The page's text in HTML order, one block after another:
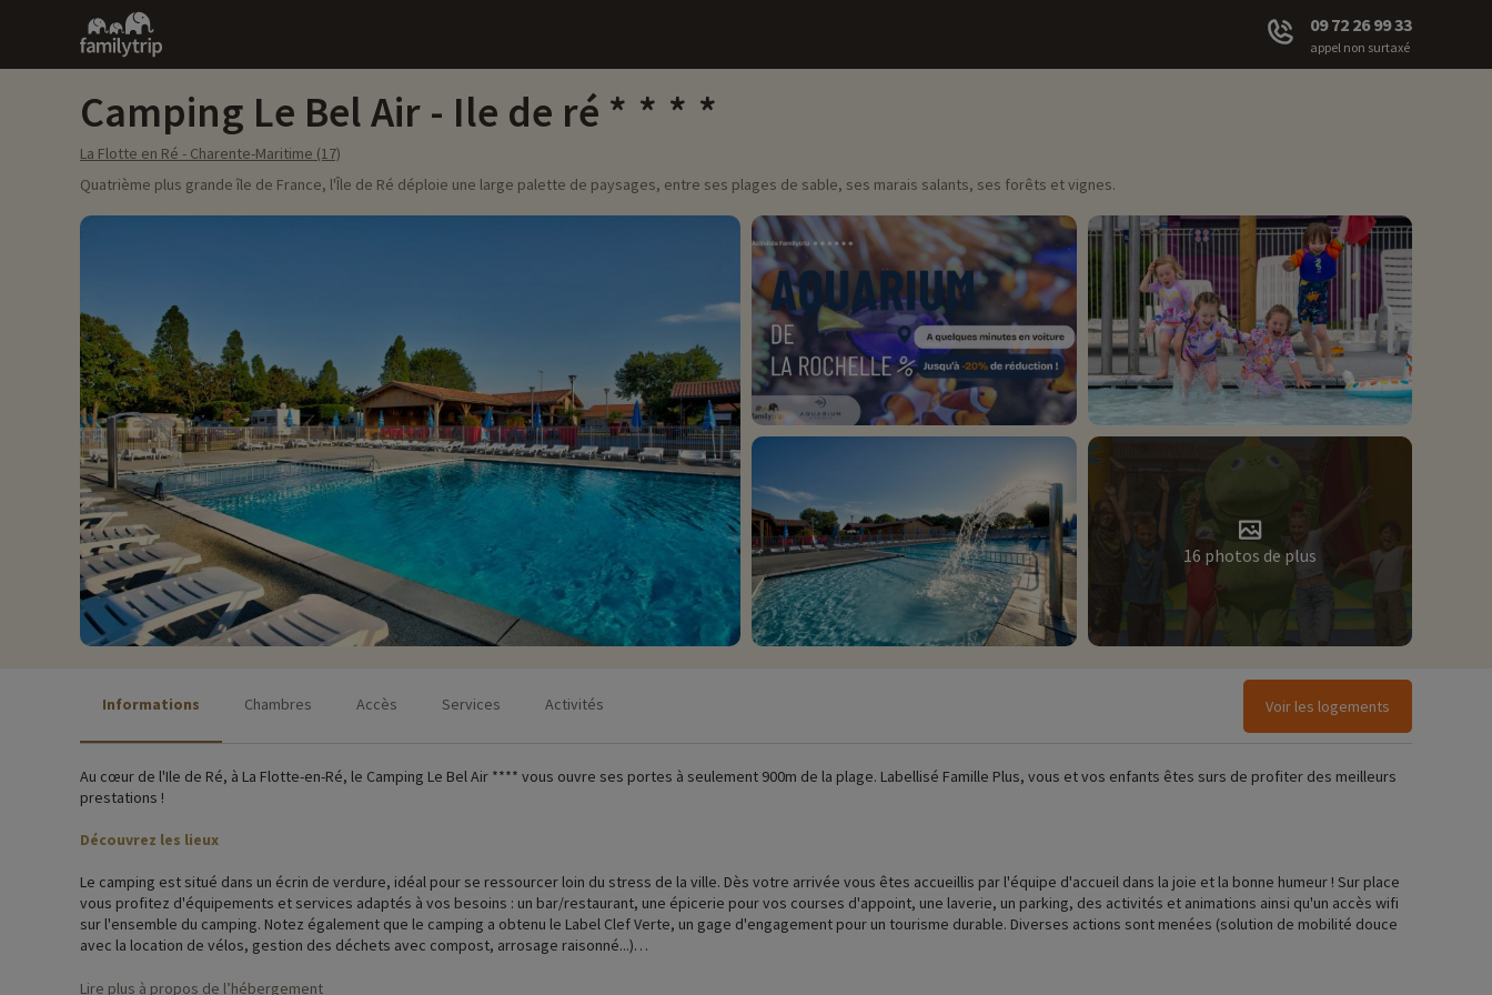
Family
trip
09 72 26 99 33
appel non surtaxé
Camping Le Bel Air - Ile de ré
La Flotte en Ré - Charente-Maritime (17)
Quatrième plus grande île de France, l'Île de Ré déploie une large palette de paysages, entre ses plages de sable, ses marais salants, ses forêts et vignes.
16 photos de plus
Informations Chambres Accès Services Activités Voir les logements
Au cœur de l'Ile de Ré, à La Flotte-en-Ré, le Camping Le Bel Air **** vous ouvre ses portes à seulement 900m de la plage. Labellisé Famille Plus, vous et vos enfants êtes surs de profiter des meilleurs
prestations !
Découvrez les lieux
Le camping est situé dans un écrin de verdure, idéal pour se ressourcer loin du stress de la ville. Dès votre arrivée vous êtes accueillis par l'équipe d'accueil dans la joie et la bonne humeur ! Sur place
vous profitez d'équipements et services adaptés à vos besoins : un bar/restaurant, une épicerie pour vos courses d'appoint, une laverie, un parking, des activités et animations ainsi qu'un accès wifi
sur l'ensemble du camping. Notez également que le camping a obtenu le Label Clef Verte, un gage d'engagement pour un tourisme durable. Diverses actions sont menées (solution de mobilité douce
avec la location de vélos, gestion des déchets avec compost, arrosage raisonné...)
Il est maintenant l'heure de découvrir votre cocon pour les prochains jours. Que vous ayez choisi un bungalow toilé ou une cabane, vous retrouvez confort et praticité. La majorité des logements est
Lire plus à propos de l’hébergement